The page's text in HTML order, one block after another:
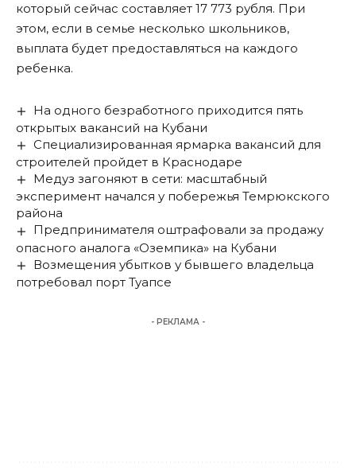
который сейчас составляет 17 773 рубля. При
этом, если в семье несколько школьников,
выплата будет предоставляться на каждого
ребенка.
На одного безработного приходится пять
открытых вакансий на Кубани
Специализированная ярмарка вакансий для
строителей пройдет в Краснодаре
Медуз загоняют в сети: масштабный
эксперимент начался у побережья Темрюкского
района
Предпринимателя оштрафовали за продажу
опасного аналога «Оземпика» на Кубани
Возмещения убытков у бывшего владельца
потребовал порт Туапсе
- РЕКЛАМА -